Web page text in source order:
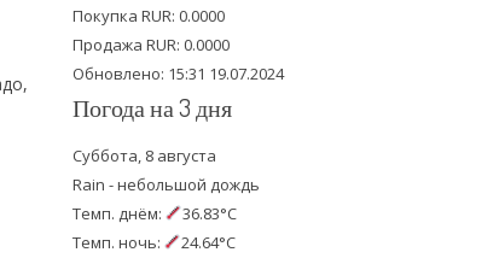
k
Покупка RUR: 0.0000
Продажа RUR: 0.0000
Обновлено: 15:31 19.07.2024
Погода на 3 дня
Суббота, 8 августа
Rain - небольшой дождь
Темп. днём:
36.83°C
Темп. ночь:
24.64°C